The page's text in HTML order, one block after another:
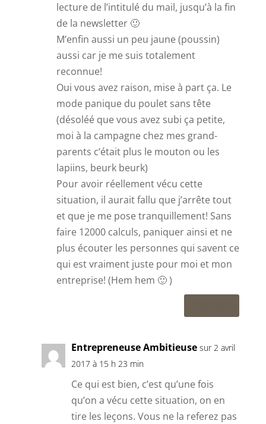
lecture de l’intitulé du mail, jusqu’à la fin
de la newsletter 🙂
M’enfin aussi un peu jaune (poussin)
aussi car je me suis totalement
reconnue!
Oui vous avez raison, mise à part ça. Le
mode panique du poulet sans tête
(désoléé que vous avez subi ça petite,
moi à la campagne chez mes grand-
parents c’était plus le mouton ou les
lapiins, beurk beurk)
Pour avoir réellement vécu cette
situation, il aurait fallu que j’arrête tout
et que je me pose tranquillement! Sans
faire 12000 calculs, paniquer ainsi et ne
plus écouter les personnes qui savent ce
qui est vraiment juste pour moi et mon
entreprise! (Hem hem 🙂 )
Entrepreneuse Ambitieuse sur 2 avril
2017 à 15 h 23 min
Ce qui est bien, c’est qu’une fois
qu’on a vécu cette situation, on en
tire les leçons. Vous ne la referez pas